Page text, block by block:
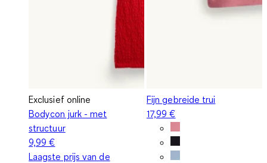
Exclusief online
Bodycon jurk - met
structuur
9,99 €
Laagste prijs van de
Fijn gebreide trui
17,99 €